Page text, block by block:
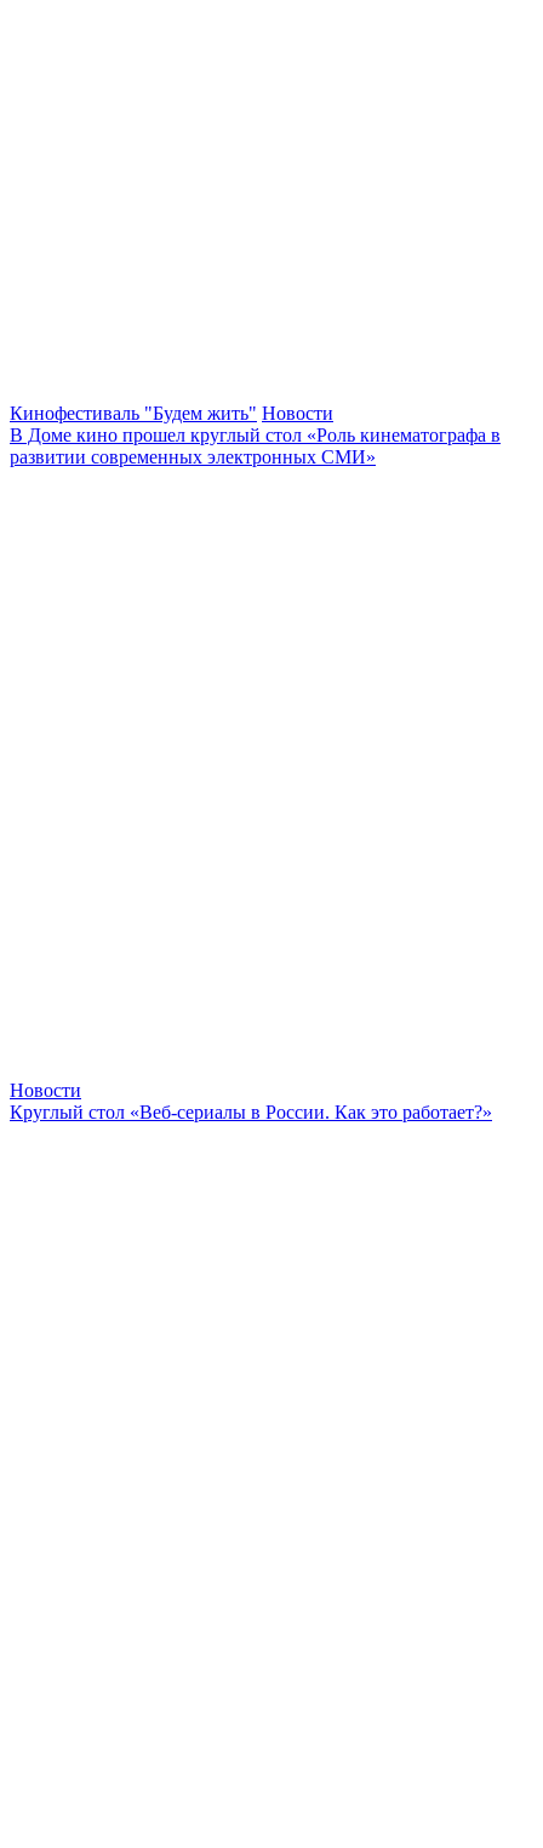
Кинофестиваль "Будем жить" Новости
В Доме кино прошел круглый стол «Роль кинематографа в
развитии современных электронных СМИ»
Новости
Круглый стол «Веб-сериалы в России. Как это работает?»